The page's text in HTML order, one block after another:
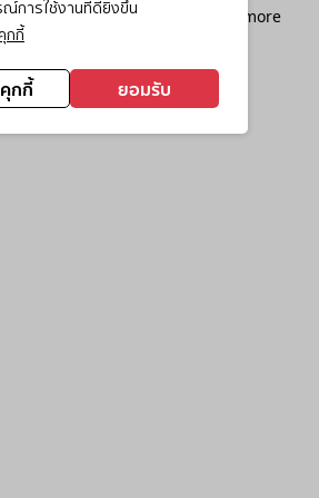
ณ์การใช้งานที่ดียิ่งขึ้น
กกี้
กกี้ ยอมรับ
(see the browser console
for more
information).